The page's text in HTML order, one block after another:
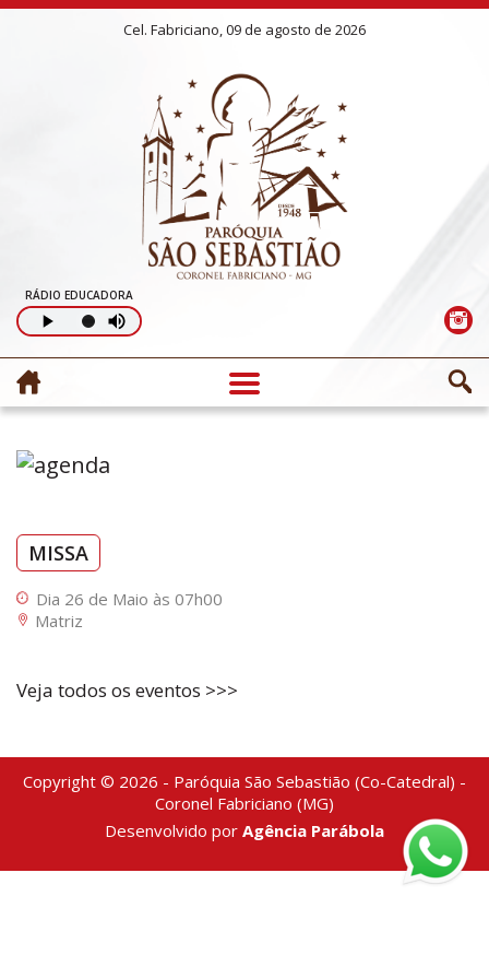
Cel. Fabriciano, 09 de agosto de 2026
RÁDIO EDUCADORA
MISSA
Dia 26 de Maio às 07h00
Matriz
Veja todos os eventos >>>
Copyright © 2026 - Paróquia São Sebastião (Co-Catedral) -
Coronel Fabriciano (MG)
Desenvolvido por Agência Parábola